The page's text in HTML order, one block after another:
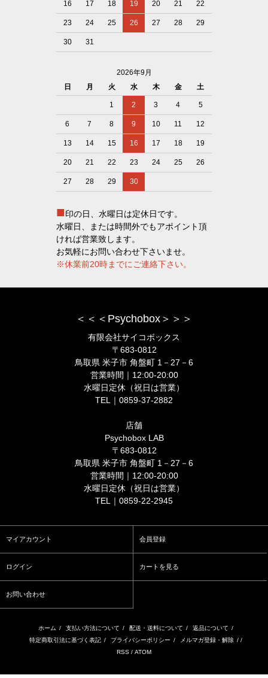
16 17 18 19 20 21 22
23 24 25 26 27 28 29
30 31
2026年9月
日
月 火 水 木 金 土
1 2 3 4 5
6 7 8 9 10 11 12
13 14 15 16 17 18 19
20 21 22 23 24 25 26
27 28 29 30
■印の日、水曜日は定休日です。
水曜日、または時間外でもアポイント頂
ければ営業致します。
お気軽にお問い合わせ下さいませ。
※休業前20時までにご連絡下さい。
＜＜＜Psychobox＞＞＞
有限会社サイコボックス
〒683-0812
鳥取県 米子市 角盤町 1－27－6
営業時間｜12:00-20:00
水曜日定休（祝日は営業）
TEL｜0859-37-2882
店舗
Psychobox LAB
〒683-0812
鳥取県 米子市 角盤町 1－27－6
営業時間｜12:00-20:00
水曜日定休（祝日は営業）
TEL｜0859-22-2945
マイアカウント 会員登録
ログイン カートを見る
お問い合わせ
ホーム / 支払い方法について / 配送・送料について / 返品について /
特定商取引法に基づく表記 / プライバシーポリシー / メルマガ登録・解除 / /
RSS / ATOM